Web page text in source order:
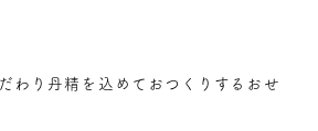
わり丹精を込めておつくりするおせ